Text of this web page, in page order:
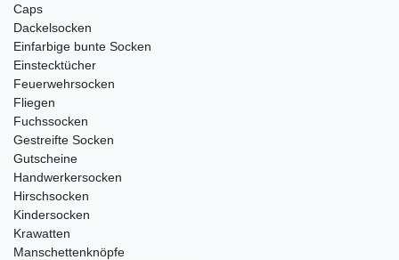
Caps
Dackelsocken
Einfarbige bunte Socken
Einstecktücher
Feuerwehrsocken
Fliegen
Fuchssocken
Gestreifte Socken
Gutscheine
Handwerkersocken
Hirschsocken
Kindersocken
Krawatten
Manschettenknöpfe